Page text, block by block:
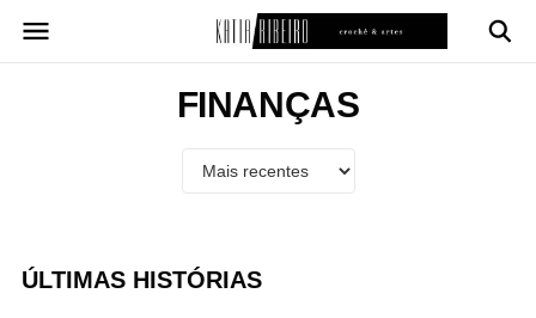
para
FINANÇAS
ÚLTIMAS HISTÓRIAS
◉
Views